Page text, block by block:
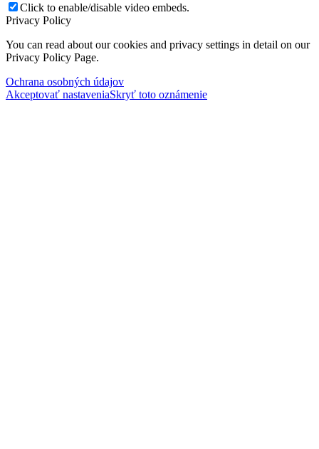
Click to enable/disable video embeds.
Privacy Policy
You can read about our cookies and privacy settings in detail on our
Privacy Policy Page.
Ochrana osobných údajov
Akceptovať nastaveniaSkryť toto oznámenie